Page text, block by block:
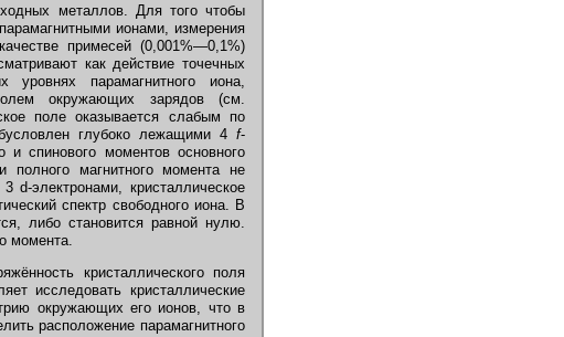
металлов. Для того чтобы
ионами, измерения
примесей (0,001%—0,1%)
как действие точечных
парамагнитного иона,
окружающих зарядов (см.
поле оказывается слабым по
глубоко лежащими 4 f-
и спинового моментов основного
полного магнитного момента не
d-электронами, кристаллическое
спектр свободного иона. В
либо становится равной нулю.
момента.
кристаллического поля
исследовать кристаллические
окружающих его ионов, что в
расположение парамагнитного